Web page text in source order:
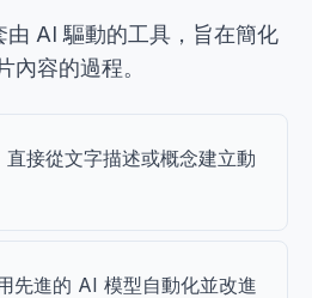
AI 驅動的工具，旨在簡化
內容的過程。
接從文字描述或概念建立動
先進的 AI 模型自動化並改進